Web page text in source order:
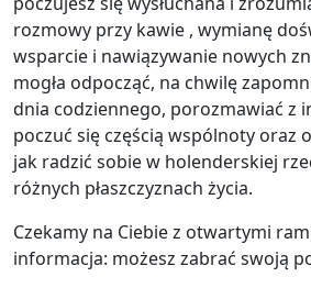
rozmowy przy kawie , wymianę
wsparcie i nawiązywanie nowych
mogła odpocząć, na chwilę
dnia codziennego, porozmawiać z
poczuć się częścią wspólnoty oraz
jak radzić sobie w holenderskiej
różnych płaszczyznach życia.
Czekamy na Ciebie z otwartymi
informacja: możesz zabrać swoją